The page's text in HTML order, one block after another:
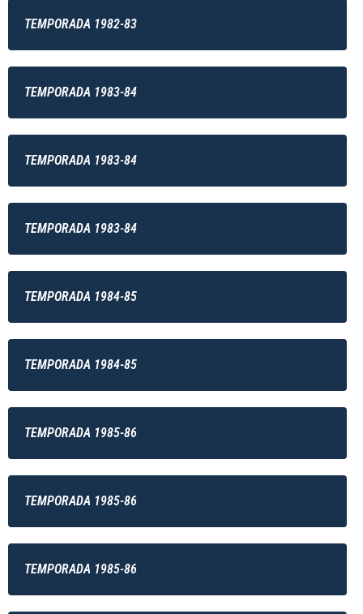
TEMPORADA 1982-83
TEMPORADA 1983-84
TEMPORADA 1983-84
TEMPORADA 1983-84
TEMPORADA 1984-85
TEMPORADA 1984-85
TEMPORADA 1985-86
TEMPORADA 1985-86
TEMPORADA 1985-86